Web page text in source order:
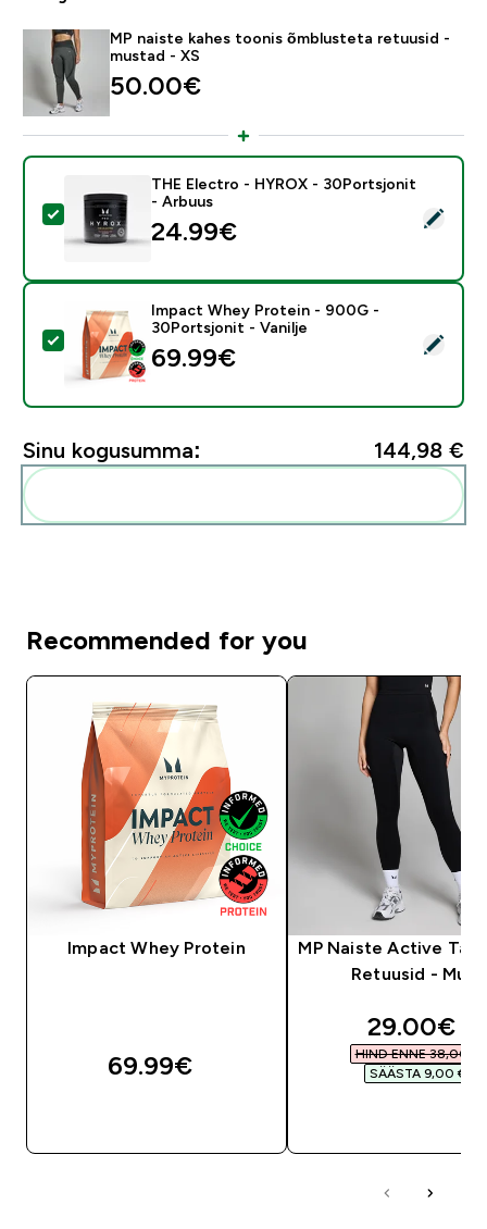
MP naiste kahes toonis õmblusteta retuusid -
mustad - XS
50.00€‎
Vali see toode - THE Electro - HYROX - 30Portsjonit
THE Electro - HYROX - 30Portsjonit
- Arbuus
24.99€‎
Vali see toode - Impact Whey Protein - 900G -
Impact Whey Protein - 900G -
30Portsjonit - Vanilje
69.99€‎
Sinu kogusumma: 144,98 €‎
Recommended for you
Impact Whey Protein
69.99€‎
MP Naiste Active
Retuusid - Must
29.00€‎
HIND ENNE 38,00 €‎
SÄÄSTA 9,00 €‎